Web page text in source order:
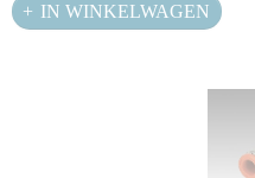
IN WINKELWAGEN